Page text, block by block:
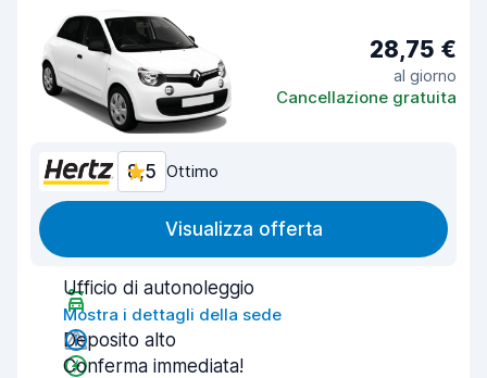
28,75 €
al giorno
Cancellazione gratuita
8,5 Ottimo
Visualizza offerta
Ufficio di autonoleggio
Mostra i dettagli della sede
Deposito alto
Conferma immediata!